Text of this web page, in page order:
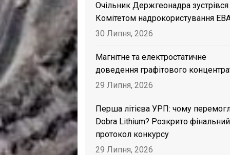
Очільник Держгеонадра зустрівся
Комітетом надрокористування
30 Липня, 2026
Магнітне та електростатичне
доведення графітового
29 Липня, 2026
Перша літієва УРП: чому
Dobra Lithium? Розкрито фінальний
протокол конкурсу
29 Липня, 2026